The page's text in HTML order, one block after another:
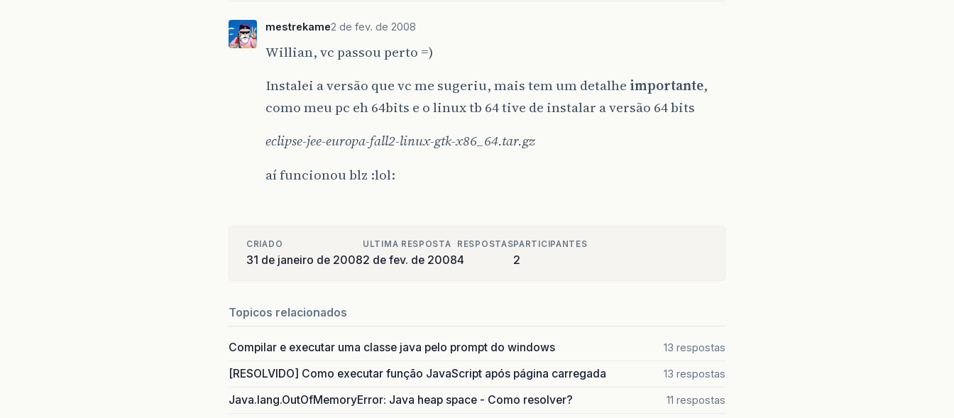
mestrekame2 de fev. de 2008
Willian, vc passou perto =)
Instalei a versão que vc me sugeriu, mais tem um detalhe importante,
como meu pc eh 64bits e o linux tb 64 tive de instalar a versão 64 bits
eclipse-jee-europa-fall2-linux-gtk-x86_64.tar.gz
aí funcionou blz :lol:
CRIADO
31 de janeiro de 2008
ULTIMA RESPOSTA
2 de fev. de 2008
RESPOSTAS
4
PARTICIPANTES
2
Topicos relacionados
Compilar e executar uma classe java pelo prompt do windows 13 respostas
[RESOLVIDO] Como executar função JavaScript após página carregada 13 respostas
Java.lang.OutOfMemoryError: Java heap space - Como resolver? 11 respostas